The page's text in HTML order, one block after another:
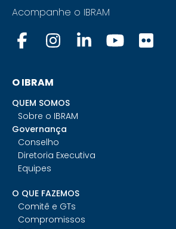
Acompanhe o IBRAM
O IBRAM
QUEM SOMOS
Sobre o IBRAM
Governança
Conselho
Diretoria Executiva
Equipes
O QUE FAZEMOS
Comitê e GTs
Compromissos